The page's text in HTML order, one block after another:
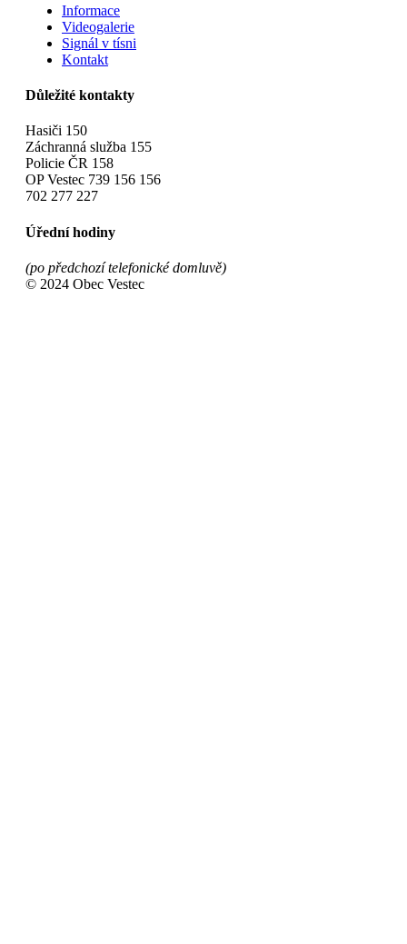
Informace
Videogalerie
Signál v tísni
Kontakt
Důležité kontakty
Hasiči 150
Záchranná služba 155
Policie ČR 158
OP Vestec 739 156 156
702 277 227
Úřední hodiny
(po předchozí telefonické domluvě)
© 2024 Obec Vestec